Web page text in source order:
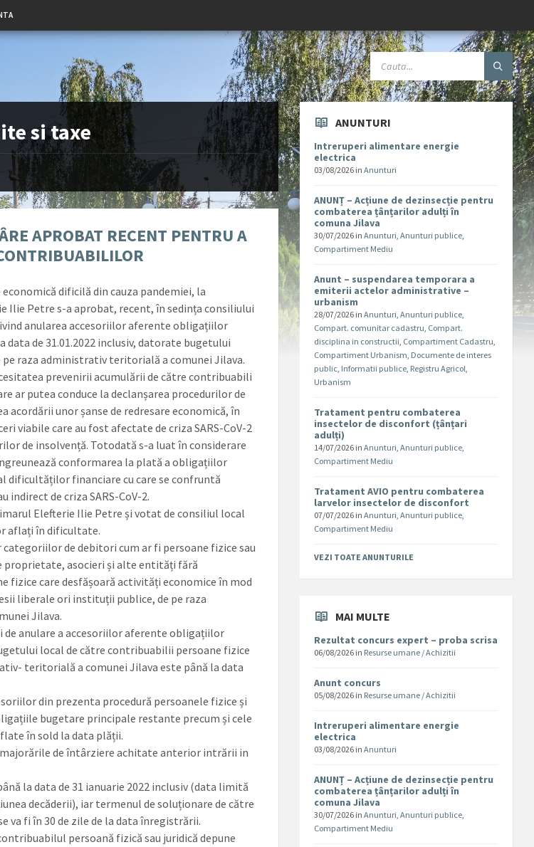
si taxe
APROBAT RECENT PENTRU A
dificilă din cauza pandemiei, la
Ilie Petre s-a aprobat, recent, în sedința consiliului
anularea accesoriilor aferente obligațiilor
de 31.01.2022 inclusiv, datorate bugetului
raza administrativ teritorială a comunei Jilava.
prevenirii acumulării de către contribuabili
ar putea conduce la declanșarea procedurilor de
acordării unor șanse de redresare economică, în
viabile care au fost afectate de criza SARS-CoV-2
de insolvență. Totodată s-a luat în considerare
conformarea la plată a obligațiilor
dificultăților financiare cu care se confruntă
de criza SARS-CoV-2.
Elefterie Ilie Petre și votat de consiliul local
aflați în dificultate.
de debitori cum ar fi persoane fizice sau
proprietate, asocieri și alte entități fără
fizice care desfășoară activități economice în mod
liberale ori instituții publice, de pe raza
Jilava.
de anulare a accesoriilor aferente obligațiilor
local de către contribuabilii persoane fizice
teritorială a comunei Jilava este până la data
din prezenta procedură persoanele fizice și
bugetare principale restante precum și cele
în sold la data plății.
majorările de întârziere achitate anterior intrării in
la data de 31 ianuarie 2022 inclusiv (data limită
decăderii), iar termenul de soluționare de către
va fi în 30 de zile de la data înregistrării.
persoană fizică sau juridică depune
ANUNTURI
Intreruperi alimentare energie
electrica
03/08/2026 inAnunturi
ANUNȚ – Acțiune de dezinsecție pentru
combaterea țânțarilor adulți în
comuna Jilava
30/07/2026 inAnunturi,Anunturi publice,
Compartiment Mediu
Anunt – suspendarea temporara a
emiterii actelor administrative –
urbanism
28/07/2026 inAnunturi,Anunturi publice,
Compart. comunitar cadastru, Compart.
disciplina in constructii, Compartiment Cadastru,
Compartiment Urbanism, Documente de interes
public, Informatii publice, Registru Agricol,
Urbanism
Tratament pentru combaterea
insectelor de disconfort (țânțari
adulți)
14/07/2026 inAnunturi,Anunturi publice,
Compartiment Mediu
Tratament AVIO pentru combaterea
larvelor insectelor de disconfort
07/07/2026 inAnunturi,Anunturi publice,
Compartiment Mediu
VEZI TOATE ANUNTURILE
MAI MULTE
Rezultat concurs expert – proba scrisa
06/08/2026 in Resurse umane / Achizitii
Anunt concurs
05/08/2026 in Resurse umane / Achizitii
Intreruperi alimentare energie
electrica
03/08/2026 inAnunturi
ANUNȚ – Acțiune de dezinsecție pentru
combaterea țânțarilor adulți în
comuna Jilava
30/07/2026 inAnunturi,Anunturi publice,
Compartiment Mediu